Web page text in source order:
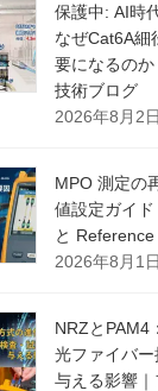
保護中: AI時
なぜCat6A細
要になるの
技術ブログ
2026年8月2日
MPO 測定の
値設定ガイ
と
2026年8月1日
NRZとPAM4
光ファイバ
与える影響